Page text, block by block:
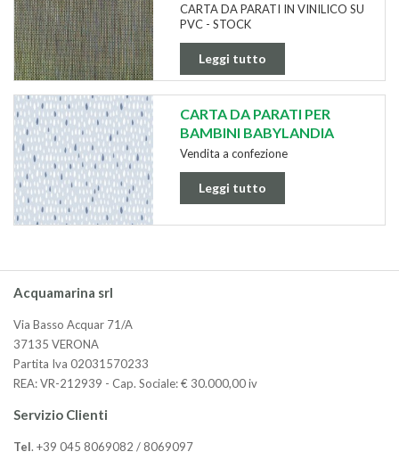
CARTA DA PARATI IN VINILICO SU
PVC - STOCK
Leggi tutto
CARTA DA PARATI PER
BAMBINI BABYLANDIA
Vendita a confezione
Leggi tutto
Acquamarina srl
Via Basso Acquar 71/A
37135 VERONA
Partita Iva 02031570233
REA: VR-212939 - Cap. Sociale: € 30.000,00 iv
Servizio Clienti
Tel. +39 045 8069082 / 8069097